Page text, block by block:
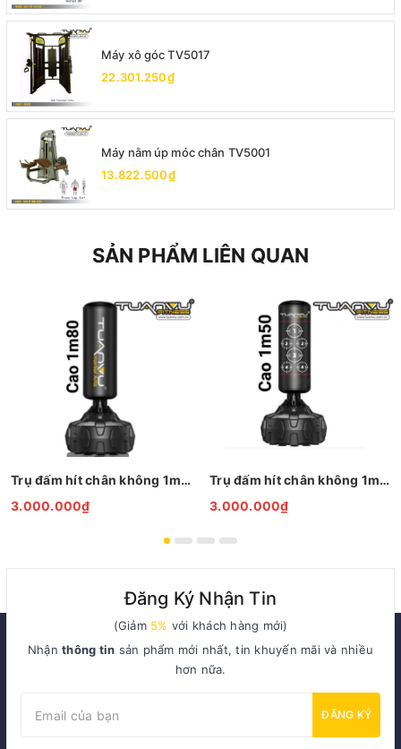
Máy xô góc TV5017
22.301.250₫
Máy nằm úp móc chân TV5001
13.822.500₫
SẢN PHẨM LIÊN QUAN
Trụ đấm hít chân không 1m80 Tuấn Vũ
3.000.000₫
Trụ đấm hít chân không 1m50 Tuấn Vũ
3.000.000₫
Đăng Ký Nhận Tin
(Giảm 5% với khách hàng mới)
Nhậnthông tin sản phẩm mới nhất, tin khuyến mãi và nhiều
hơn nữa.
ĐĂNG KÝ